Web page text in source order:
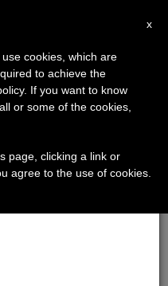
×
haremos la pausa
el periodo de verano
y también el
x
cookies, which are
to achieve the
If you want to know
or some of the cookies,
page, clicking a link or
agree to the use of cookies.